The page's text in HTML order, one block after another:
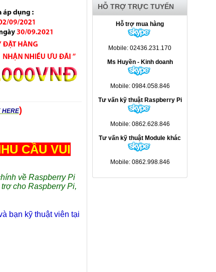
HỖ TRỢ TRỰC TUYẾN
Hỗ trợ mua hàng
Mobile: 02436.231.170
Ms Huyền - Kinh doanh
Mobile: 0984.058.846
Tư vấn kỹ thuật Raspberry Pi
Mobile: 0862.628.846
Tư vấn kỹ thuật Module khác
Mobile: 0862.998.846
HERE)
CẦU VUI
về Raspberry Pi
cho Raspberry Pi,
bạn kỹ thuật viên tại